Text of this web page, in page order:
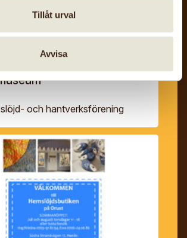
Tillåt urval
Avvisa
dag på Vallby
och hantverksförening